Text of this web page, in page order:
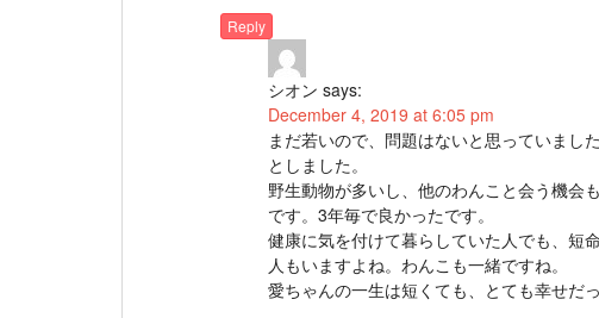
Reply
シオン says:
December 4, 2019 at 6:05 pm
まだ若いので、問題はないと思っていまし
としました。
野生動物が多いし、他のわんこと会う機会
です。3年毎で良かったです。
健康に気を付けて暮らしていた人でも、短
人もいますよね。わんこも一緒ですね。
愛ちゃんの一生は短くても、とても幸せだっ